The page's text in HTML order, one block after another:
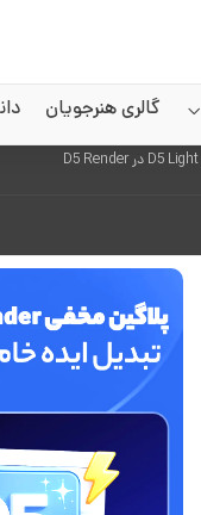
گالری هنرجویان